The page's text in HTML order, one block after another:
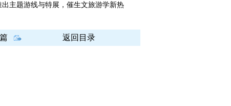
主题游线与特展，催生文旅游学新热
返回目录